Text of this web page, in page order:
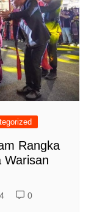
Rangka
Warisan
0